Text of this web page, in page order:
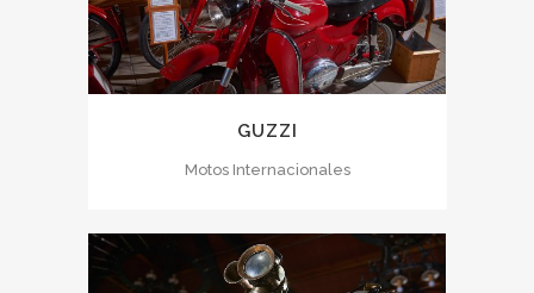
GUZZI
Motos Internacionales